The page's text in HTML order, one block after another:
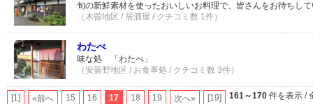
旬の新鮮素材を使ったおいしいお料理で、皆さんをお待ちし
（木曽地区 / 居酒屋 / クチコミ数 1件）
わたべ
味な処 「わたべ」
（安曇野地区 / お食事処 / クチコミ数 3件）
[1] «前へ 15 16 17 18 19 次へ» [19] 161～170 件を表示 /